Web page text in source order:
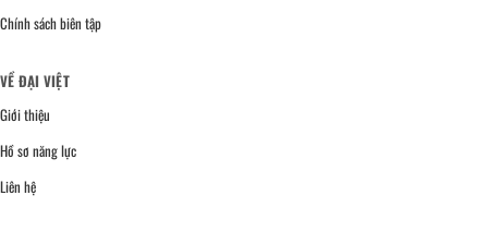
Chính sách biên tập
VỀ ĐẠI VIỆT
Giới thiệu
Hồ sơ năng lực
Liên hệ